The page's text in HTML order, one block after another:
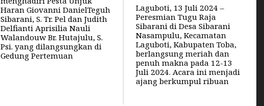
Haran Giovanni DanielTeguh
Sibarani, S. Tr. Pel dan Judith
Delfianti Aprisilia Nauli
Walandouw Br. Hutajulu, S.
Psi. yang dilangsungkan di
Gedung Pertemuan
Laguboti, 13 Juli 2024 –
Peresmian Tugu Raja
Sibarani di Desa Sibarani
Nasampulu, Kecamatan
Laguboti, Kabupaten Toba,
berlangsung meriah dan
penuh makna pada 12-13
Juli 2024. Acara ini menjadi
ajang berkumpul ribuan